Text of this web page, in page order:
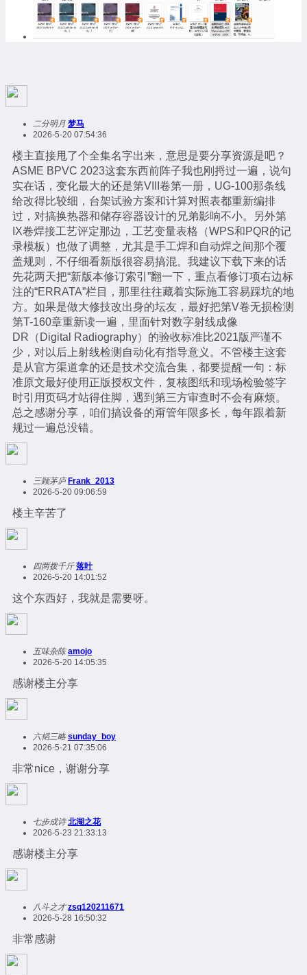
二分明月 梦马
2026-5-20 07:54:36
楼主直接甩了个全集名字出来，意思是要分享资源是吧？
ASME BPVC 2023这套东西前阵子我也刚捋过一遍，说句
实在话，变化最大的还是第VIII卷第一册，UG-100那条线
给改得比较细，台架试验方案和计算对照表都重新编排
过，对搞换热器和储存容器设计的兄弟影响不小。另外第
IX卷焊接工艺评定那边，工艺变量表格（WPS和PQR的记
录模板）也做了调整，尤其是手工焊和自动焊之间那个覆
盖规则，不仔细看新版很容易搞混。我建议下载下来的话
先花两天把“新版本修订索引”翻一下，重点看修订项右边标
注的“ERRATA”栏目，那里往往藏着实际施工容易踩坑的地
方。如果是做大修技改出身的坛友，最好把第V卷无损检测
第T-160章重新读一遍，里面针对数字射线成像
DR（Digital Radiography）的验收标准比2021版严谨不
少，对以后上射线检测自动化有指导意义。不管楼主这套
是从官方渠道拿的还是技术交流合集，都要提醒一句：标
准原文最好使用正版授权文件，复核图纸和现场检验签字
时引用页码才站得住脚，遇到第三方审查时不会有麻烦。
总之感谢分享，咱们搞设备的甭管年限多长，每年跟着新
规过一遍总没错。
三顾茅庐 Frank_2013
2026-5-20 09:06:59
楼主辛苦了
四两拨千斤 落叶
2026-5-20 14:01:52
这个东西好，我就是需要呀。
五味杂陈 amojo
2026-5-20 14:05:35
感谢楼主分享
六韬三略 sunday_boy
2026-5-21 07:35:06
非常nice，谢谢分享
七步成诗 北湖之花
2026-5-23 21:33:13
感谢楼主分享
八斗之才 zsq120211671
2026-5-28 16:50:32
非常感谢